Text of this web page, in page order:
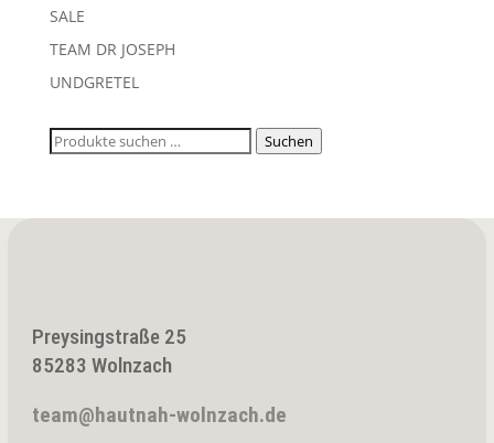
SALE
TEAM DR JOSEPH
UNDGRETEL
Suchen
Suchen
Preysingstraße 25
85283 Wolnzach
team@hautnah-wolnzach.de